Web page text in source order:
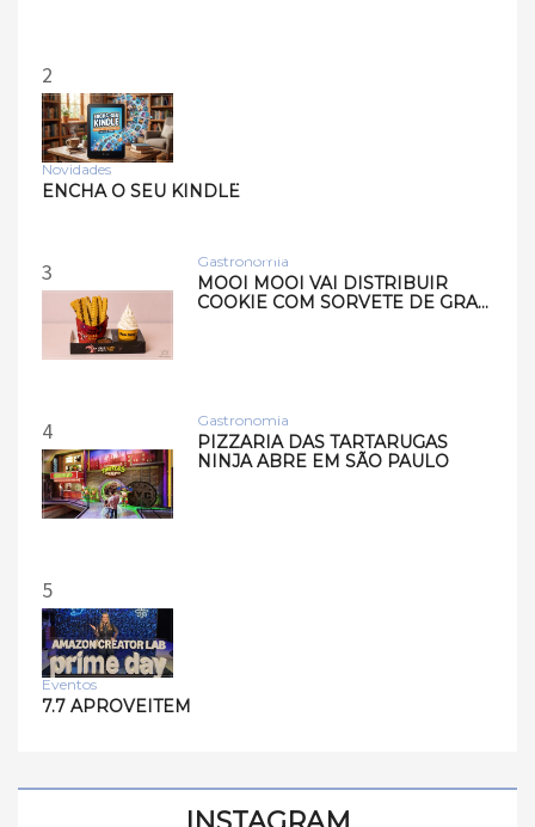
Tecnologia
Musi…
2
Novidades
ENCHA O SEU KINDLE
3 Gastronomia
MOOI MOOI VAI DISTRIBUIR
COOKIE COM SORVETE DE GRA…
4 Gastronomia
PIZZARIA DAS TARTARUGAS
NINJA ABRE EM SÃO PAULO
5
Eventos
7.7 APROVEITEM